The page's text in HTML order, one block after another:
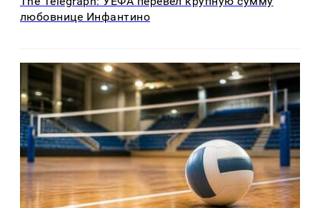
любовнице Инфантино